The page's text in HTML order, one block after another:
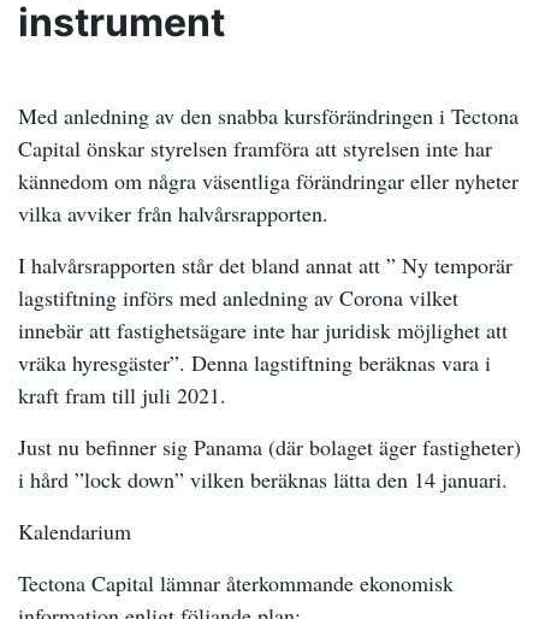
instrument
Med anledning av den snabba kursförändringen i Tectona
Capital önskar styrelsen framföra att styrelsen inte har
kännedom om några väsentliga förändringar eller nyheter
vilka avviker från halvårsrapporten.
I halvårsrapporten står det bland annat att ” Ny temporär
lagstiftning införs med anledning av Corona vilket
innebär att fastighetsägare inte har juridisk möjlighet att
vräka hyresgäster”. Denna lagstiftning beräknas vara i
kraft fram till juli 2021.
Just nu befinner sig Panama (där bolaget äger fastigheter)
i hård ”lock down” vilken beräknas lätta den 14 januari.
Kalendarium
Tectona Capital lämnar återkommande ekonomisk